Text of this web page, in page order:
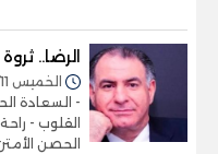
الرضا..
الخميس 11/يونيو/2026 - 04:22 م
- السعادة
القلوب -
الحصن